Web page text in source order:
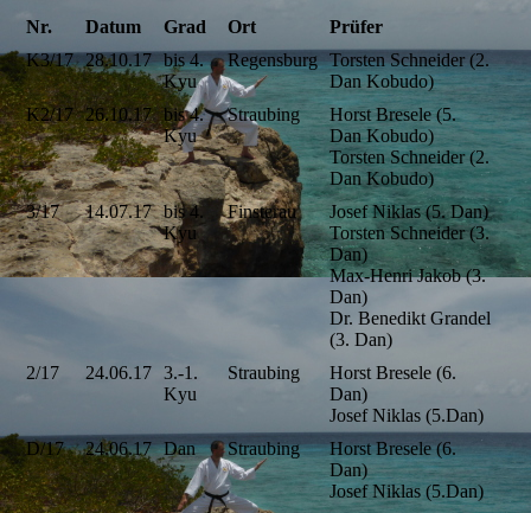
Nr.
Datum Grad Ort
Prüfer
K3/17 28.10.17
bis 4.
Kyu
Regensburg
Torsten Schneider (2.
Dan Kobudo)
K2/17
26.10.17 bis 4.
Kyu
Straubing
Horst Bresele (5.
Dan Kobudo)
Torsten Schneider (2.
Dan Kobudo)
3/17
14.07.17 bis 4.
Kyu
Finsterau
Josef Niklas (5. Dan)
Torsten Schneider (3.
Dan)
Max-Henri Jakob (3.
Dan)
Dr. Benedikt Grandel
(3. Dan)
2/17
24.06.17
3.-1.
Kyu
Straubing
Horst Bresele (6.
Dan)
Josef Niklas (5.Dan)
D/17
24.06.17 Dan Straubing
Horst Bresele (6.
Dan)
Josef Niklas (5.Dan)